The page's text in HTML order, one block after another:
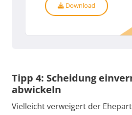
Download
Tipp 4: Scheidung
abwickeln
Vielleicht verweigert der